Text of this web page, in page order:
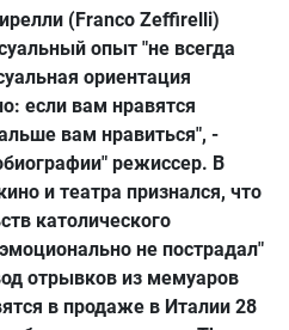
(Franco Zeffirelli)
опыт "не всегда
ориентация
если вам нравятся
вам нравиться", -
режиссер. В
и театра признался, что
католического
не пострадал"
отрывков из мемуаров
в продаже в Италии 28